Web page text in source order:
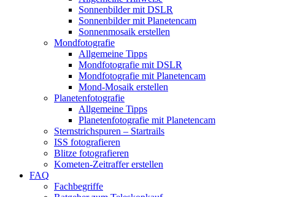
Sonnenbilder mit DSLR
Sonnenbilder mit Planetencam
Sonnenmosaik erstellen
Mondfotografie
Allgemeine Tipps
Mondfotografie mit DSLR
Mondfotografie mit Planetencam
Mond-Mosaik erstellen
Planetenfotografie
Allgemeine Tipps
Planetenfotografie mit Planetencam
Sternstrichspuren – Startrails
ISS fotografieren
Blitze fotografieren
Kometen-Zeitraffer erstellen
FAQ
Fachbegriffe